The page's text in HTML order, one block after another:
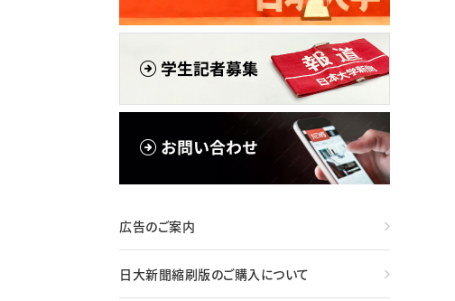
広告のご案内
日大新聞縮刷版のご購入について